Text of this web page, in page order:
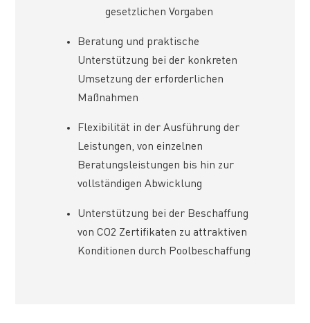
gesetzlichen Vorgaben
Beratung und praktische
Unterstützung bei der konkreten
Umsetzung der erforderlichen
Maßnahmen
Flexibilität in der Ausführung der
Leistungen, von einzelnen
Beratungsleistungen bis hin zur
vollständigen Abwicklung
Unterstützung bei der Beschaffung
von CO2 Zertifikaten zu attraktiven
Konditionen durch Poolbeschaffung